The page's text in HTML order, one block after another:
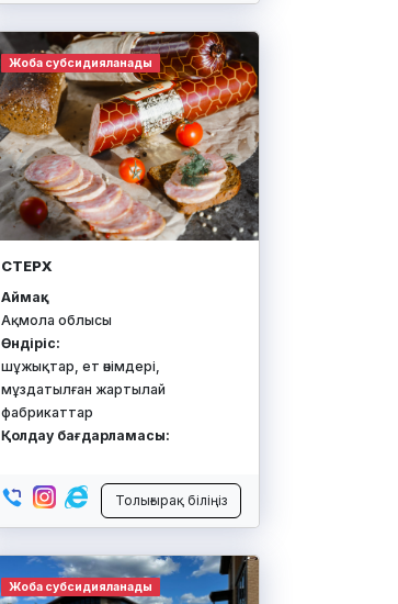
Жоба субсидияланады
СТЕРХ
Аймақ:
Ақмола облысы
Өндіріс:
шұжықтар, ет өнімдері,
мұздатылған жартылай
фабрикаттар
Қолдау бағдарламасы:
Толығырақ біліңіз
Жоба субсидияланады